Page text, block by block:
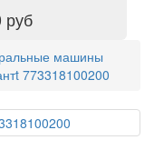
руб
машины
773318100200